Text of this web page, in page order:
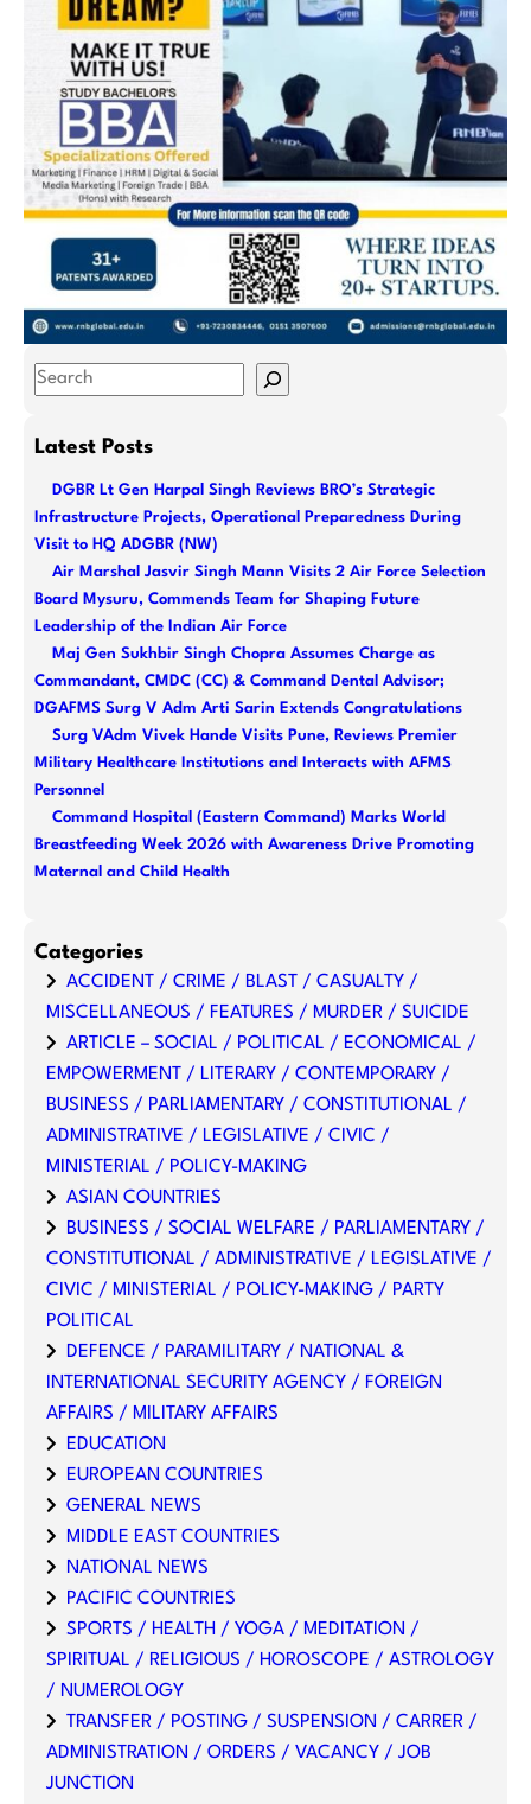
S
aLatest Posts
DGBR Lt Gen Harpal Singh Reviews BRO’s Strategic
Infrastructure Projects, Operational Preparedness During
Visit to HQ ADGBR (NW)
Air Marshal Jasvir Singh Mann Visits 2 Air Force Selection
Board Mysuru, Commends Team for Shaping Future
Leadership of the Indian Air Force
Maj Gen Sukhbir Singh Chopra Assumes Charge as
Commandant, CMDC (CC) & Command Dental Advisor;
DGAFMS Surg V Adm Arti Sarin Extends Congratulations
Surg VAdm Vivek Hande Visits Pune, Reviews Premier
Military Healthcare Institutions and Interacts with AFMS
Personnel
Command Hospital (Eastern Command) Marks World
Breastfeeding Week 2026 with Awareness Drive Promoting
Maternal and Child Health
Categories
ACCIDENT / CRIME / BLAST / CASUALTY /
MISCELLANEOUS / FEATURES / MURDER / SUICIDE
ARTICLE – SOCIAL / POLITICAL / ECONOMICAL /
EMPOWERMENT / LITERARY / CONTEMPORARY /
BUSINESS / PARLIAMENTARY / CONSTITUTIONAL /
ADMINISTRATIVE / LEGISLATIVE / CIVIC /
MINISTERIAL / POLICY-MAKING
ASIAN COUNTRIES
BUSINESS / SOCIAL WELFARE / PARLIAMENTARY /
CONSTITUTIONAL / ADMINISTRATIVE / LEGISLATIVE /
CIVIC / MINISTERIAL / POLICY-MAKING / PARTY
POLITICAL
DEFENCE / PARAMILITARY / NATIONAL &
INTERNATIONAL SECURITY AGENCY / FOREIGN
AFFAIRS / MILITARY AFFAIRS
EDUCATION
EUROPEAN COUNTRIES
GENERAL NEWS
MIDDLE EAST COUNTRIES
NATIONAL NEWS
PACIFIC COUNTRIES
SPORTS / HEALTH / YOGA / MEDITATION /
SPIRITUAL / RELIGIOUS / HOROSCOPE / ASTROLOGY
/ NUMEROLOGY
TRANSFER / POSTING / SUSPENSION / CARRER /
ADMINISTRATION / ORDERS / VACANCY / JOB
JUNCTION